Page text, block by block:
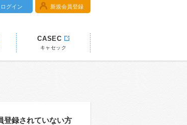
ログイン 新規会員登録
CASEC
キャセック
登録されていない方